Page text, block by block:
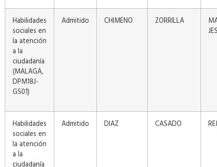
Habilidades
sociales en
la atención
a la
ciudadanía
(MALAGA,
DPM18J-
GS01)
Admitido CHIMENO ZORRILLA
Habilidades
sociales en
la atención
a la
Admitido DIAZ CASADO